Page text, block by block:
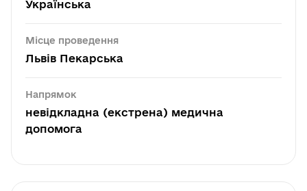
Українська
Місце проведення
Львів Пекарська
Напрямок
невідкладна (екстрена) медична
допомога